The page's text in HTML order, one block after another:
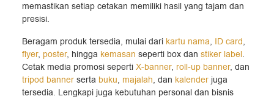
memastikan setiap cetakan memiliki hasil yang tajam dan
presisi.
Beragam produk tersedia, mulai dari kartu nama, ID card,
flyer, poster, hingga kemasan seperti box dan stiker label.
Cetak media promosi seperti X-banner, roll-up banner, dan
tripod banner serta buku, majalah, dan kalender juga
tersedia. Lengkapi juga kebutuhan personal dan bisnis